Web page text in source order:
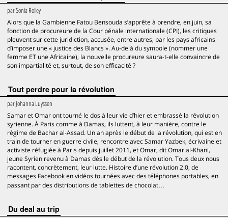
parSonia Rolley
Alors que la Gambienne Fatou Bensouda s’apprête à prendre, en juin, sa
fonction de procureure de la Cour pénale internationale (CPI), les critiques
pleuvent sur cette juridiction, accusée, entre autres, par les pays africains
d’imposer une « justice des Blancs ». Au-delà du symbole (nommer une
femme ET une Africaine), la nouvelle procureure saura-t-elle convaincre de
son impartialité et, surtout, de son efficacité ?
Tout perdre pour la révolution
parJohanna Luyssen
Samar et Omar ont tourné le dos à leur vie d’hier et embrassé la révolution
syrienne. À Paris comme à Damas, ils luttent, à leur manière, contre le
régime de Bachar al-Assad. Un an après le début de la révolution, qui est en
train de tourner en guerre civile, rencontre avec Samar Yazbek, écrivaine et
activiste réfugiée à Paris depuis juillet 2011, et Omar, dit Omar al-Khani,
jeune Syrien revenu à Damas dès le début de la révolution. Tous deux nous
racontent, concrètement, leur lutte. Histoire d’une révolution 2.0, de
messages Facebook en vidéos tournées avec des téléphones portables, en
passant par des distributions de tablettes de chocolat…
Du deal au trip